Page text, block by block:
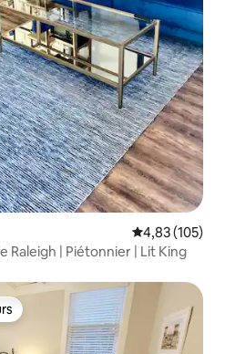
Évaluation
4,83 (105)
Raleigh | Piétonnier | Lit King
les plus appréciés